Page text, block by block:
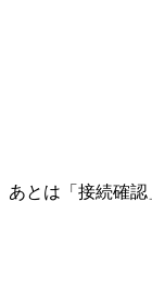
あとは「接続確認